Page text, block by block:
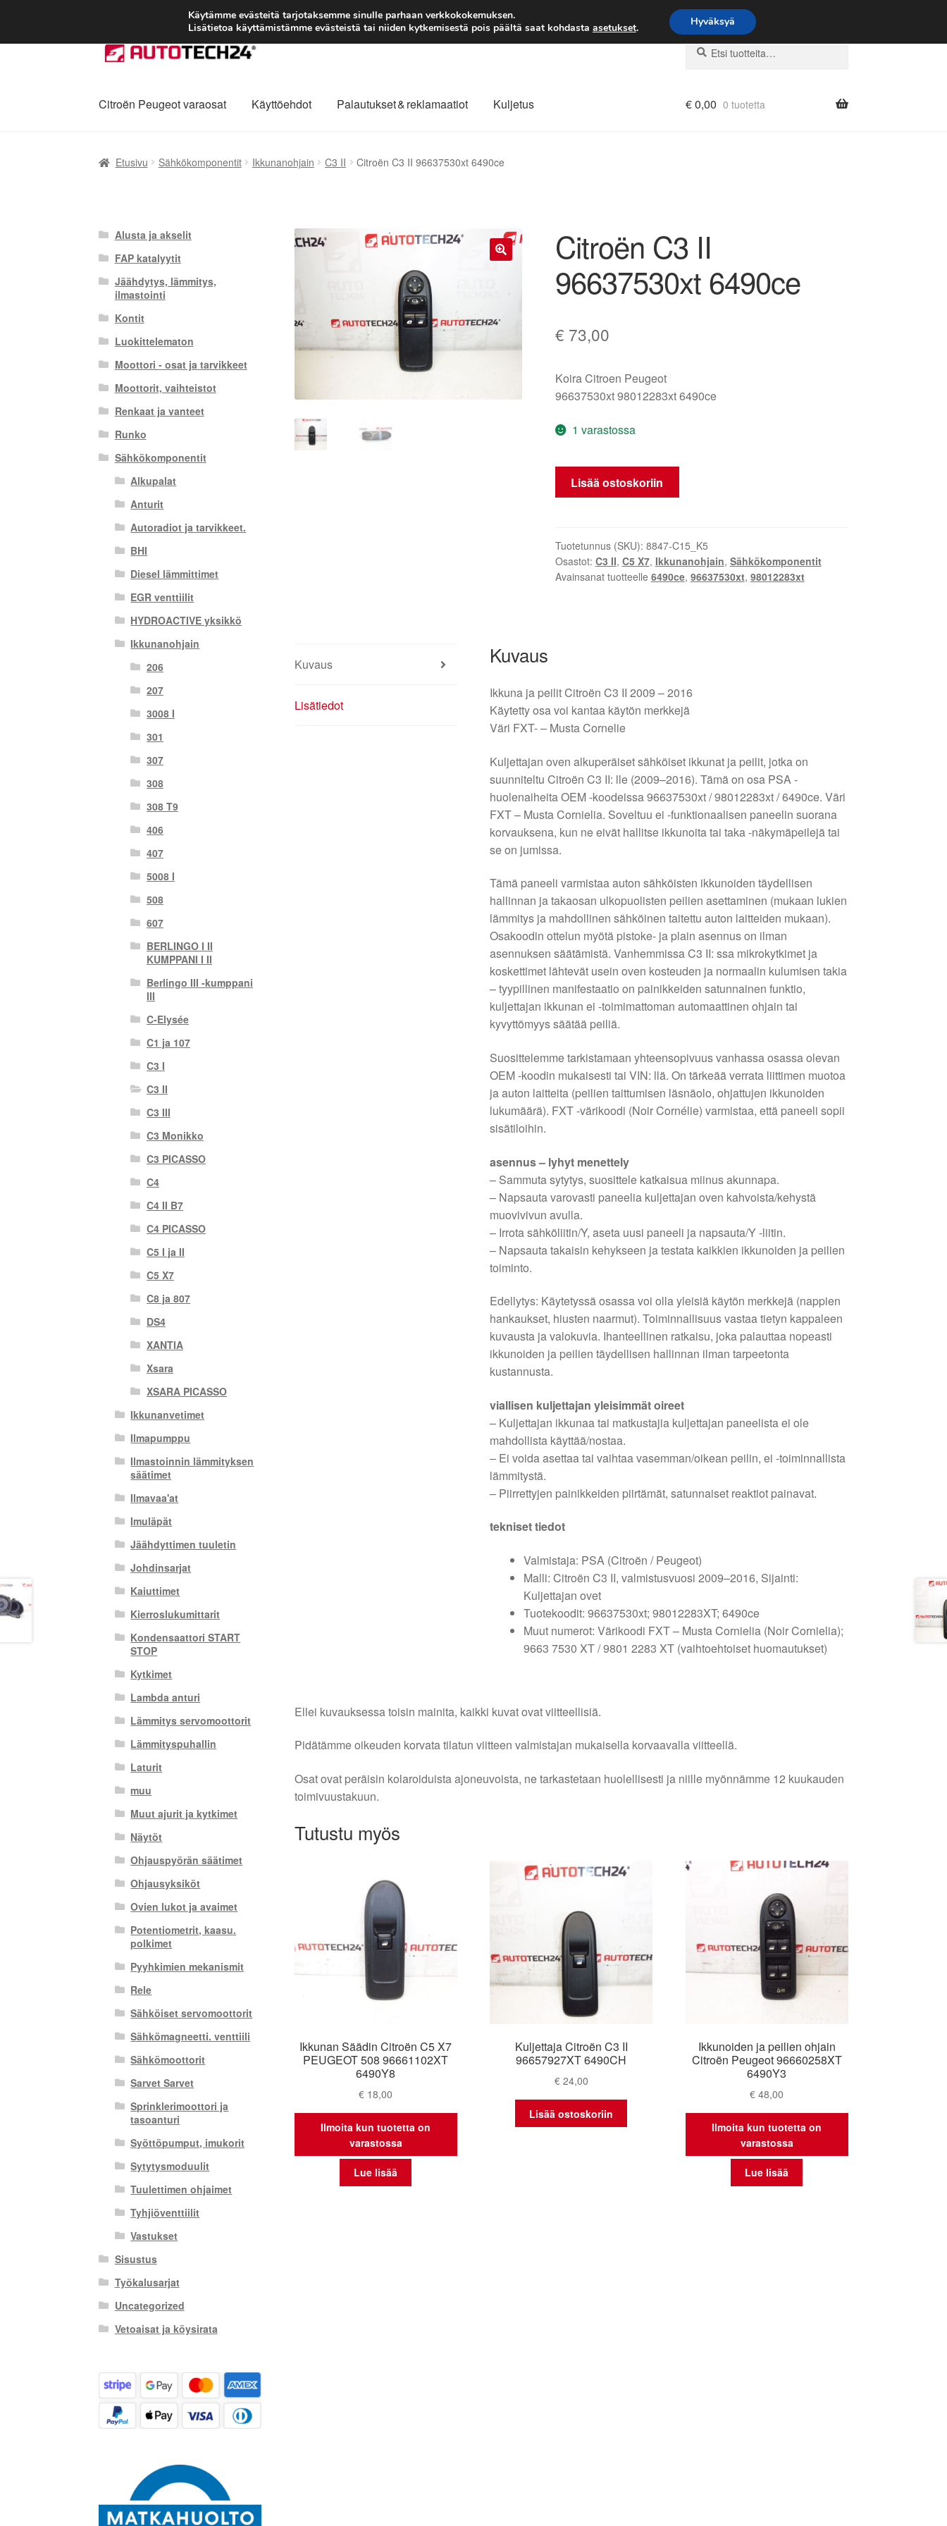
TOIMITUS alkaen 7 EUR
Siirry
navigointiin
Siirry
sisältöön
Etsi:
Haku
Citroën Peugeot varaosat Käyttöehdot Palautukset & reklamaatiot Kuljetus €0,00 0 tuotetta
Etusivu Sähkökomponentit Ikkunanohjain C3 II Citroën C3 II 96637530xt 6490ce
Citroën C3 II
96637530xt 6490ce
€ 73,00
Koira Citroen Peugeot
96637530xt 98012283xt 6490ce
1 varastossa
Citroën
6490ce
määrä
Lisää ostoskoriin
Tuotetunnus (SKU): 8847-C15_K5
Osastot: C3 II, C5 X7, Ikkunanohjain, Sähkökomponentit
Avainsanat tuotteelle 6490ce, 96637530xt, 98012283xt
Kuvaus
Lisätiedot
Kuvaus
Ikkuna ja peilit Citroën C3 II 2009 – 2016
Käytetty osa voi kantaa käytön merkkejä
Väri FXT- – Musta Cornelie
Kuljettajan oven alkuperäiset sähköiset ikkunat ja peilit, jotka on
suunniteltu Citroën C3 II: lle (2009–2016). Tämä on osa PSA -
huolenaiheita OEM -koodeissa 96637530xt / 98012283xt / 6490ce. Väri
FXT – Musta Cornielia. Soveltuu ei -funktionaalisen paneelin suorana
korvauksena, kun ne eivät hallitse ikkunoita tai taka -näkymäpeilejä tai
se on jumissa.
Tämä paneeli varmistaa auton sähköisten ikkunoiden täydellisen
hallinnan ja takaosan ulkopuolisten peilien asettaminen (mukaan lukien
lämmitys ja mahdollinen sähköinen taitettu auton laitteiden mukaan).
Osakoodin ottelun myötä pistoke- ja plain asennus on ilman
asennuksen säätämistä. Vanhemmissa C3 II: ssa mikrokytkimet ja
koskettimet lähtevät usein oven kosteuden ja normaalin kulumisen takia
– tyypillinen manifestaatio on painikkeiden satunnainen funktio,
kuljettajan ikkunan ei -toimimattoman automaattinen ohjain tai
kyvyttömyys säätää peiliä.
Suosittelemme tarkistamaan yhteensopivuus vanhassa osassa olevan
OEM -koodin mukaisesti tai VIN: llä. On tärkeää verrata liittimen muotoa
ja auton laitteita (peilien taittumisen läsnäolo, ohjattujen ikkunoiden
lukumäärä). FXT -värikoodi (Noir Cornélie) varmistaa, että paneeli sopii
sisätiloihin.
asennus – lyhyt menettely
– Sammuta sytytys, suosittele katkaisua miinus akunnapa.
– Napsauta varovasti paneelia kuljettajan oven kahvoista/kehystä
muovivivun avulla.
– Irrota sähköliitin/Y, aseta uusi paneeli ja napsauta/Y -liitin.
– Napsauta takaisin kehykseen ja testata kaikkien ikkunoiden ja peilien
toiminto.
Edellytys: Käytetyssä osassa voi olla yleisiä käytön merkkejä (nappien
hankaukset, hiusten naarmut). Toiminnallisuus vastaa tietyn kappaleen
kuvausta ja valokuvia. Ihanteellinen ratkaisu, joka palauttaa nopeasti
ikkunoiden ja peilien täydellisen hallinnan ilman tarpeetonta
kustannusta.
viallisen kuljettajan yleisimmät oireet
– Kuljettajan ikkunaa tai matkustajia kuljettajan paneelista ei ole
mahdollista käyttää/nostaa.
– Ei voida asettaa tai vaihtaa vasemman/oikean peilin, ei -toiminnallista
lämmitystä.
– Piirrettyjen painikkeiden piirtämät, satunnaiset reaktiot painavat.
tekniset tiedot
Valmistaja: PSA (Citroën / Peugeot)
Malli: Citroën C3 II, valmistusvuosi 2009–2016, Sijainti:
Kuljettajan ovet
Tuotekoodit: 96637530xt; 98012283XT; 6490ce
Muut numerot: Värikoodi FXT – Musta Cornielia (Noir Cornielia);
9663 7530 XT / 9801 2283 XT (vaihtoehtoiset huomautukset)
Ellei kuvauksessa toisin mainita, kaikki kuvat ovat viitteellisiä.
Pidätämme oikeuden korvata tilatun viitteen valmistajan mukaisella korvaavalla viitteellä.
Osat ovat peräisin kolaroiduista ajoneuvoista, ne tarkastetaan huolellisesti ja niille myönnämme 12 kuukauden
toimivuustakuun.
Tutustu myös
Ikkunan Säädin Citroën C5 X7
PEUGEOT 508 96661102XT
6490Y8
€ 18,00
Ilmoita kun tuotetta on
varastossa
Lue lisää
Kuljettaja Citroën C3 II
96657927XT 6490CH
€24,00
Lisää ostoskoriin
Ikkunoiden ja peilien ohjain
Citroën Peugeot 96660258XT
6490Y3
€ 48,00
Ilmoita kun tuotetta on
varastossa
Lue lisää
Alusta ja akselit
FAP katalyytit
Jäähdytys, lämmitys,
ilmastointi
Kontit
Luokittelematon
Moottori - osat ja tarvikkeet
Moottorit, vaihteistot
Renkaat ja vanteet
Runko
Sähkökomponentit
Alkupalat
Anturit
Autoradiot ja tarvikkeet.
BHI
Diesel lämmittimet
EGR venttiilit
HYDROACTIVE yksikkö
Ikkunanohjain
206
207
3008 I
301
307
308
308 T9
406
407
5008 I
508
607
BERLINGO I II
KUMPPANI I II
Berlingo III -kumppani
III
C-Elysée
C1 ja 107
C3 I
C3 II
C3 III
C3 Monikko
C3 PICASSO
C4
C4 II B7
C4 PICASSO
C5 I ja II
C5 X7
C8 ja 807
DS4
XANTIA
Xsara
XSARA PICASSO
Ikkunanvetimet
Ilmapumppu
Ilmastoinnin lämmityksen
säätimet
Ilmavaa'at
Imuläpät
Jäähdyttimen tuuletin
Johdinsarjat
Kaiuttimet
Kierroslukumittarit
Kondensaattori START
STOP
Kytkimet
Lambda anturi
Lämmitys servomoottorit
Lämmityspuhallin
Laturit
muu
Muut ajurit ja kytkimet
Näytöt
Ohjauspyörän säätimet
Ohjausyksiköt
Ovien lukot ja avaimet
Potentiometrit, kaasu.
polkimet
Pyyhkimien mekanismit
Rele
Sähköiset servomoottorit
Sähkömagneetti. venttiili
Sähkömoottorit
Sarvet Sarvet
Sprinklerimoottori ja
tasoanturi
Syöttöpumput, imukorit
Sytytysmoduulit
Tuulettimen ohjaimet
Tyhjiöventtiilit
Vastukset
Sisustus
Työkalusarjat
Uncategorized
Vetoaisat ja köysirata
Käytämme evästeitä tarjotaksemme sinulle parhaan verkkokokemuksen.
Lisätietoa käyttämistämme evästeistä tai niiden kytkemisestä pois päältä saat kohdasta asetukset. Hyväksyä